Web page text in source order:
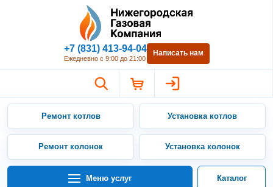
Нижегородская Газовая
+7 (831) 413-94-04
Ежедневно с 9:00 до 21:00
Написать нам
Ремонт котлов Установка котлов
Ремонт колонок Установка колонок
Меню услуг Каталог